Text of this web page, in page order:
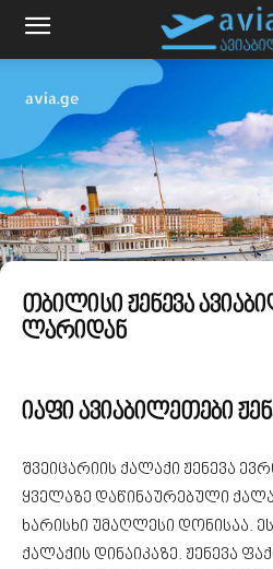
თბილისი ჟენევა
ლარიდან
იაფი ავიაბილეთები
შვეიცარიის ქალაქი ჟენევა
ყველაზე დაწინაურებული
ხარისხი უმაღლესი დონისაა.
ქალაქის დინაიკაზე. ჟენევა